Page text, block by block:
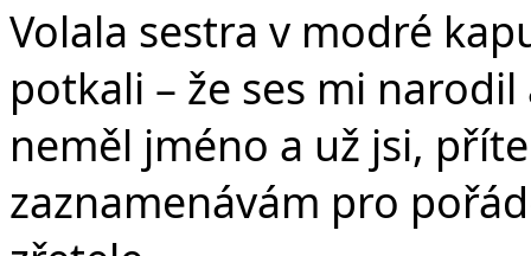
Volala sestra v modré
potkali – že ses mi
neměl jméno a už jsi,
zaznamenávám pro